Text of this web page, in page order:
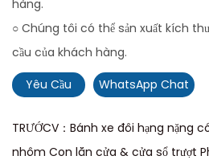
hàng.
○ Chúng tôi có thể sản xuất kích
cầu của khách hàng.
Yêu Cầu
WhatsApp Chat
TRƯỚCV：Bánh xe đôi hạng nặng
nhôm Con lăn cửa & cửa sổ trượt